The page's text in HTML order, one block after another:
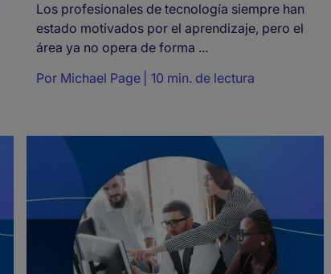
Los profesionales de tecnología siempre han
estado motivados por el aprendizaje, pero el
área ya no opera de forma ...
Por Michael Page 10 min. de lectura